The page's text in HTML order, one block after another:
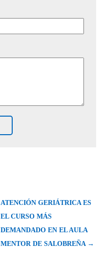
ATENCIÓN GERIÁTRICA ES
EL CURSO MÁS
DEMANDADO EN EL AULA
MENTOR DE SALOBREÑA →